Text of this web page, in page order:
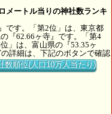
メートル当りの神社数ランキ
です。「第2位」は、東京都
『62.66ヶ寺』です。「第4
」は、富山県の『53.35ヶ
詳細は、下記のボタンで確認
数順位(人口10万人当たり)